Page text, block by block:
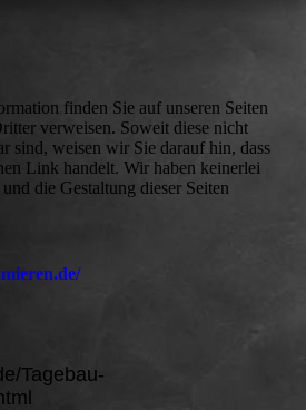
finden Sie auf unseren Seiten
verweisen. Soweit diese nicht
sind, weisen wir Sie darauf hin, dass
Link handelt. Wir haben keinerlei
die Gestaltung dieser Seiten
Tagebau-